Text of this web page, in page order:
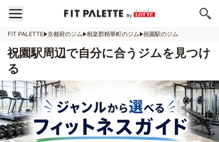
FIT PALETTE 京都府のジム 相楽郡精華町のジム 祝園駅のジム
祝園駅周辺で自分に合うジムを見つけ
る